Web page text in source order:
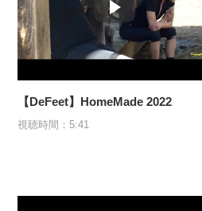
【DeFeet】HomeMade 2022
視聴時間：5:41